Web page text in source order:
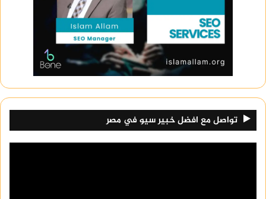
تواصل مع افضل خبير سيو في مصر